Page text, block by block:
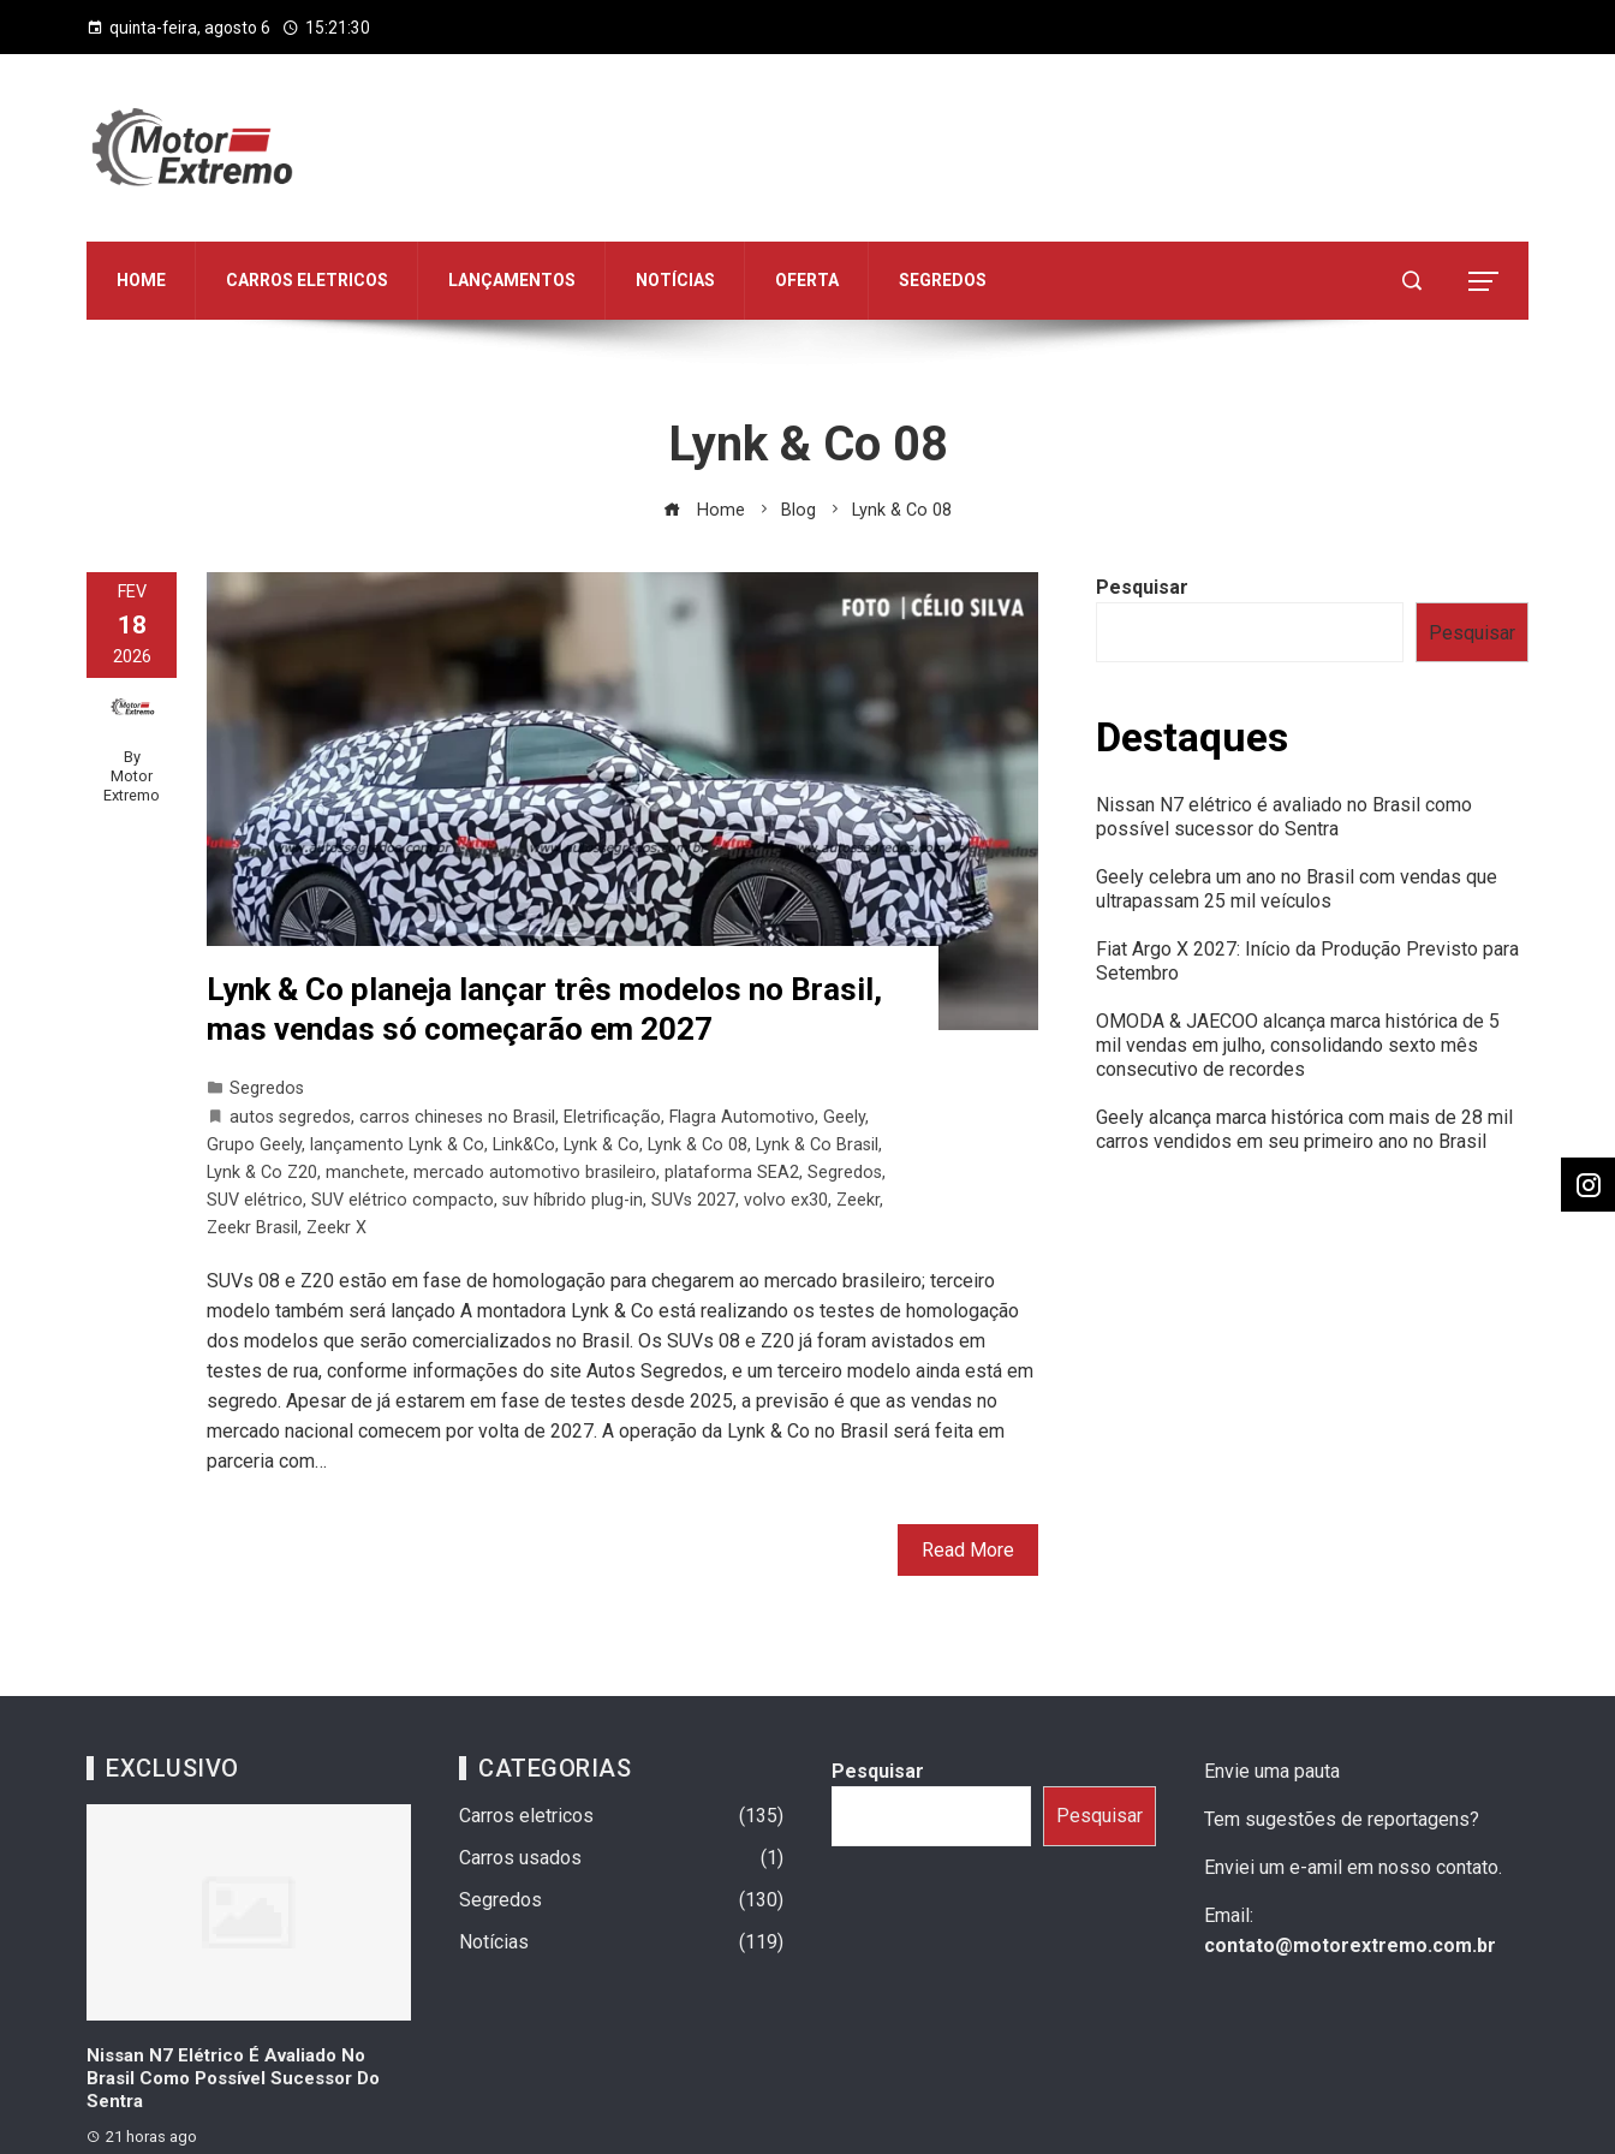
quinta-feira, agosto 6 15:21:31
HOME CARROS ELETRICOS LANÇAMENTOS NOTÍCIAS OFERTA SEGREDOS
Lynk & Co 08
Home Blog Lynk & Co 08
FEV
18
2026
By
Motor
Extremo
Lynk & Co planeja lançar três modelos no Brasil,
mas vendas só começarão em 2027
Segredos
autos segredos, carros chineses no Brasil , Eletrificação, Flagra Automotivo, Geely,
Grupo Geely, lançamento Lynk & Co, Link&Co, Lynk & Co, Lynk & Co 08, Lynk & Co Brasil ,
Lynk & Co Z20, manchete, mercado automotivo brasileiro, plataforma SEA2, Segredos,
SUV elétrico, SUV elétrico compacto, suv híbrido plug-in, SUVs 2027, volvo ex30, Zeekr,
Zeekr Brasil , Zeekr X
SUVs 08 e Z20 estão em fase de homologação para chegarem ao mercado brasileiro; terceiro
modelo também será lançado A montadora Lynk & Co está realizando os testes de homologação
dos modelos que serão comercializados no Brasil. Os SUVs 08 e Z20 já foram avistados em
testes de rua, conforme informações do site Autos Segredos, e um terceiro modelo ainda está em
segredo. Apesar de já estarem em fase de testes desde 2025, a previsão é que as vendas no
mercado nacional comecem por volta de 2027. A operação da Lynk & Co no Brasil será feita em
parceria com…
Read More
Pesquisar
Pesquisar
Destaques
Nissan N7 elétrico é avaliado no Brasil como
possível sucessor do Sentra
Geely celebra um ano no Brasil com vendas que
ultrapassam 25 mil veículos
Fiat Argo X 2027: Início da Produção Previsto para
Setembro
OMODA & JAECOO alcança marca histórica de 5
mil vendas em julho, consolidando sexto mês
consecutivo de recordes
Geely alcança marca histórica com mais de 28 mil
carros vendidos em seu primeiro ano no Brasil
EXCLUSIVO
Nissan N7 Elétrico É Avaliado No
Brasil Como Possível Sucessor Do
Sentra
21 horas ago
CATEGORIAS
Carros eletricos
135
Carros usados
1
Segredos
130
Notícias
119
Pesquisar
Pesquisar
Envie uma pauta
Tem sugestões de reportagens?
Enviei um e-amil em nosso contato.
Email:
contato@motorextremo.com.br